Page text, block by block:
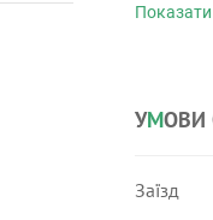
УМОВИ
Заїзд